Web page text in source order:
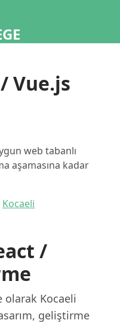
Vue.js
web tabanlı
aşamasına kadar
Kocaeli
/
olarak Kocaeli
geliştirme